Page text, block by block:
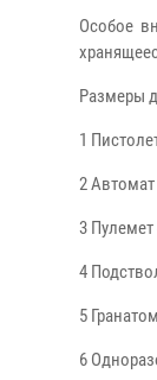
Особое
Размеры
1
2 Автомат
3 Пулемет
4
5
6